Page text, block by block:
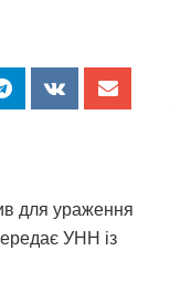
для ураження
УНН із